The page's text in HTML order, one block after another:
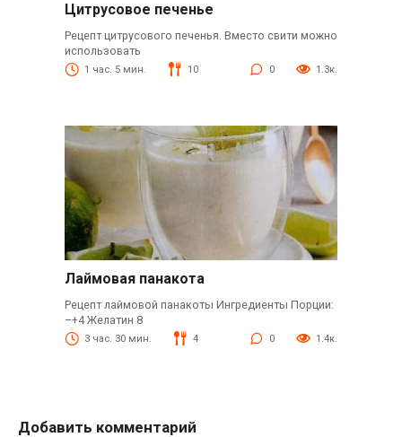
Цитрусовое печенье
Рецепт цитрусового печенья. Вместо свити можно
использовать
1 час. 5 мин. 10 0 1.3к.
Лаймовая панакота
Рецепт лаймовой панакоты Ингредиенты Порции:
–+4 Желатин 8
3 час. 30 мин. 4 0 1.4к.
Добавить комментарий